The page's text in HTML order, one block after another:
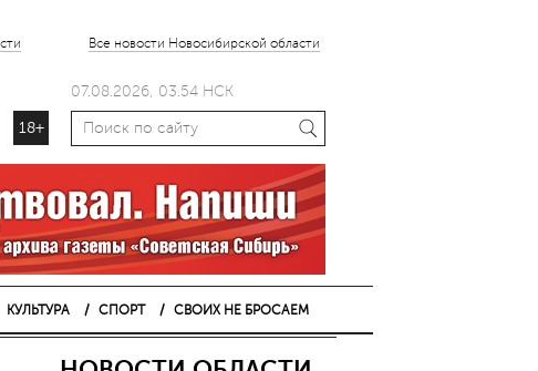
Все новости Новосибирской области
18+
07.08.2026, 03.54 НСК
КУЛЬТУРА СПОРТ СВОИХ НЕ БРОСАЕМ